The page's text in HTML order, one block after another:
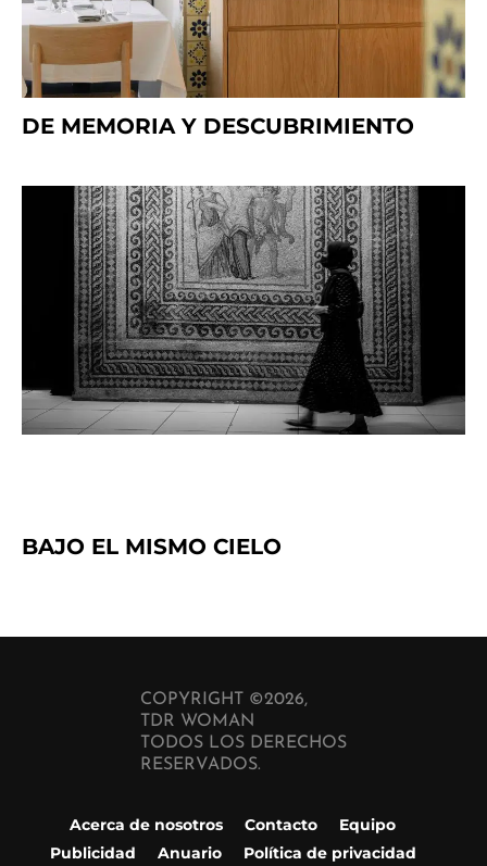
DE MEMORIA Y DESCUBRIMIENTO
BAJO EL MISMO CIELO
COPYRIGHT ©2026,
TDR WOMAN
TODOS LOS DERECHOS
RESERVADOS.
Acerca de nosotros Contacto
Equipo
Publicidad
Anuario Política de privacidad